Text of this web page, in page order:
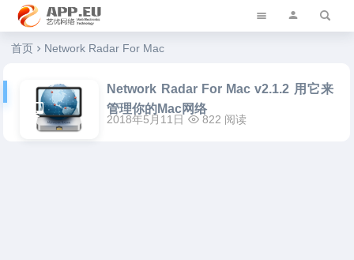
艺优软件乐园
首页 Network Radar For Mac
Network Radar For Mac v2.1.2 用它来
管理你的Mac网络
2018年5月11日 822 阅读